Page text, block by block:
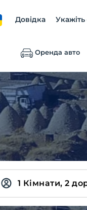
Довідка
Оренда авто